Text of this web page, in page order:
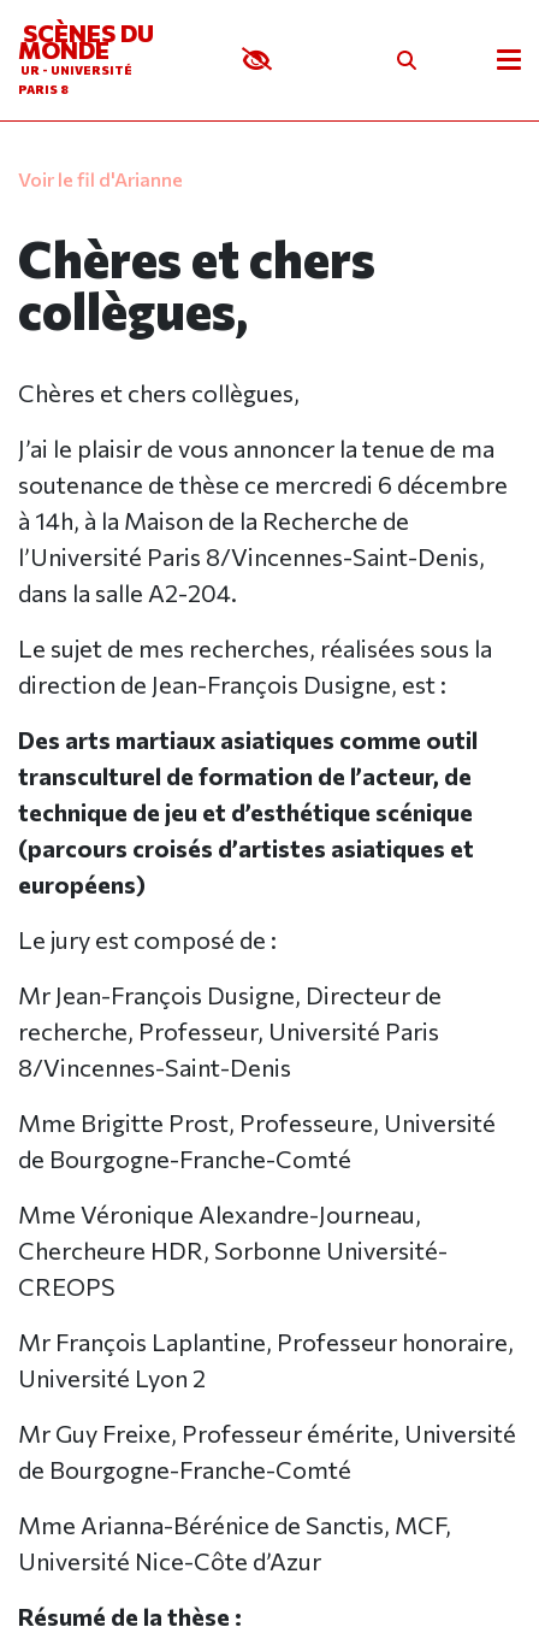
SCÈNES DU
MONDE
UR - UNIVERSITÉ
PARIS 8
Voir le fil d'Arianne
Chères et chers
collègues,
Chères et chers collègues,
J’ai le plaisir de vous annoncer la tenue de ma
soutenance de thèse ce mercredi 6 décembre
à 14h, à la Maison de la Recherche de
l’Université Paris 8/Vincennes-Saint-Denis,
dans la salle A2-204.
Le sujet de mes recherches, réalisées sous la
direction de Jean-François Dusigne, est :
Des arts martiaux asiatiques comme outil
transculturel de formation de l’acteur, de
technique de jeu et d’esthétique scénique
(parcours croisés d’artistes asiatiques et
européens)
Le jury est composé de :
Mr Jean-François Dusigne, Directeur de
recherche, Professeur, Université Paris
8/Vincennes-Saint-Denis
Mme Brigitte Prost, Professeure, Université
de Bourgogne-Franche-Comté
Mme Véronique Alexandre-Journeau,
Chercheure HDR, Sorbonne Université-
CREOPS
Mr François Laplantine, Professeur honoraire,
Université Lyon 2
Mr Guy Freixe, Professeur émérite, Université
de Bourgogne-Franche-Comté
Mme Arianna-Bérénice de Sanctis, MCF,
Université Nice-Côte d’Azur
Résumé de la thèse :